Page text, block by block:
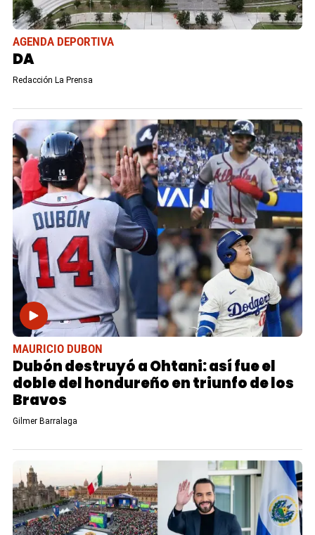
AGENDA DEPORTIVA
DA
Redacción La Prensa
MAURICIO DUBON
Dubón destruyó a Ohtani: así fue el
doble del hondureño en triunfo de los
Bravos
Gilmer Barralaga